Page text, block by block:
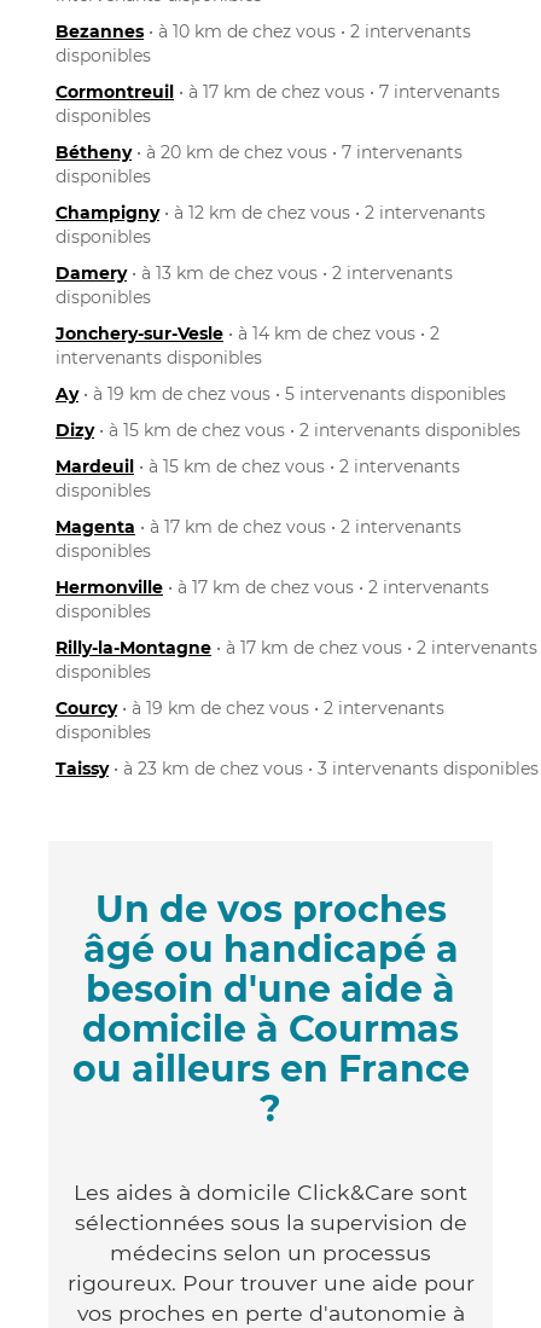
Bezannes • à 10 km de chez vous • 2 intervenants
disponibles
Cormontreuil • à 17 km de chez vous • 7 intervenants
disponibles
Bétheny• à 20 km de chez vous • 7 intervenants
disponibles
Champigny• à 12 km de chez vous • 2 intervenants
disponibles
Damery• à 13 km de chez vous • 2 intervenants
disponibles
Jonchery-sur-Vesle • à 14 km de chez vous • 2
intervenants disponibles
Ay• à 19 km de chez vous • 5 intervenants disponibles
Dizy• à 15 km de chez vous • 2 intervenants disponibles
Mardeuil • à 15 km de chez vous • 2 intervenants
disponibles
Magenta • à 17 km de chez vous • 2 intervenants
disponibles
Hermonville • à 17 km de chez vous • 2 intervenants
disponibles
Rilly-la-Montagne • à 17 km de chez vous • 2 intervenants
disponibles
Courcy• à 19 km de chez vous • 2 intervenants
disponibles
Taissy• à 23 km de chez vous • 3 intervenants disponibles
Un de vos proches
âgé ou handicapé a
besoin d'une aide à
domicile à Courmas
ou ailleurs en France
?
Les aides à domicile Click&Care sont
sélectionnées sous la supervision de
médecins selon un processus
rigoureux. Pour trouver une aide pour
vos proches en perte d'autonomie à